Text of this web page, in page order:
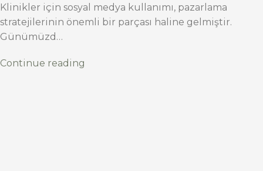
Klinikler için sosyal medya kullanımı, pazarlama
stratejilerinin önemli bir parçası haline gelmiştir.
Günümüzd…
Continue reading